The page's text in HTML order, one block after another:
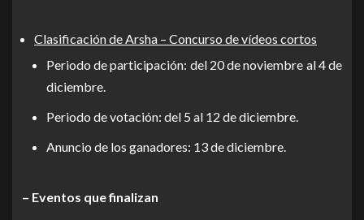
Clasificación de Arsha – Concurso de vídeos cortos
Periodo de participación: del 20 de noviembre al 4 de
diciembre.
Periodo de votación: del 5 al 12 de diciembre.
Anuncio de los ganadores: 13 de diciembre.
– Eventos que finalizan